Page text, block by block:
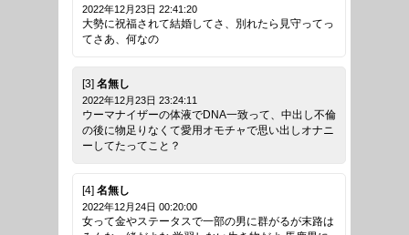
2022年12月23日 22:41:20
大勢に祝福されて結婚してさ、別れたら見守ってっ
てさあ、何なの
[3] 名無し
2022年12月23日 23:24:11
ウーマナイザーの体液でDNA一致って、中出し不倫
の後に物足りなくて愛用オモチャで思い出しオナニ
ーしてたってこと？
[4] 名無し
2022年12月24日 00:20:00
女って金やステータスで一部の男に群がるが末路は